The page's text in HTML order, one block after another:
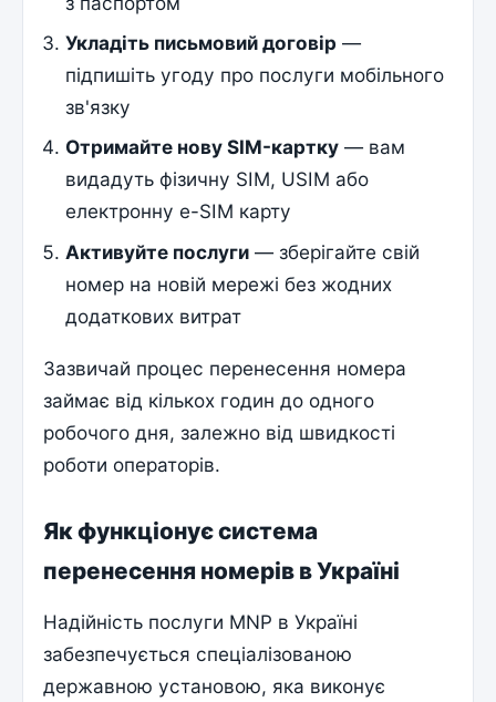
Укладіть письмовий договір —
підпишіть угоду про послуги мобільного
зв'язку
Отримайте нову SIM-картку — вам
видадуть фізичну SIM, USIM або
електронну e-SIM карту
Активуйте послуги — зберігайте свій
номер на новій мережі без жодних
додаткових витрат
Зазвичай процес перенесення номера
займає від кількох годин до одного
робочого дня, залежно від швидкості
роботи операторів.
Як функціонує система
перенесення номерів в Україні
Надійність послуги MNP в Україні
забезпечується спеціалізованою
державною установою, яка виконує